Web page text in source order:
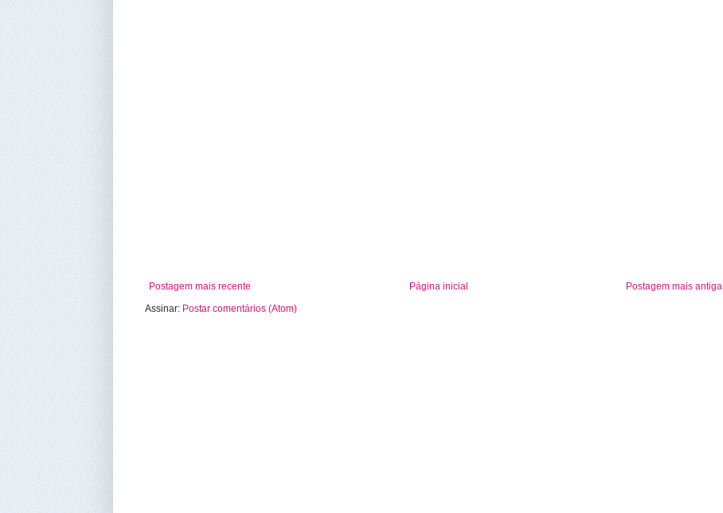
Postagem mais recente Postagem mais antiga
Página inicial
Assinar: Postar comentários (Atom)